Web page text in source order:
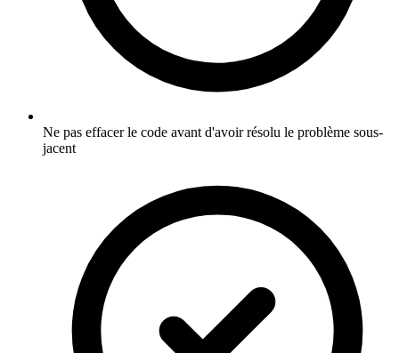
Ne pas effacer le code avant d'avoir résolu le problème sous-
jacent